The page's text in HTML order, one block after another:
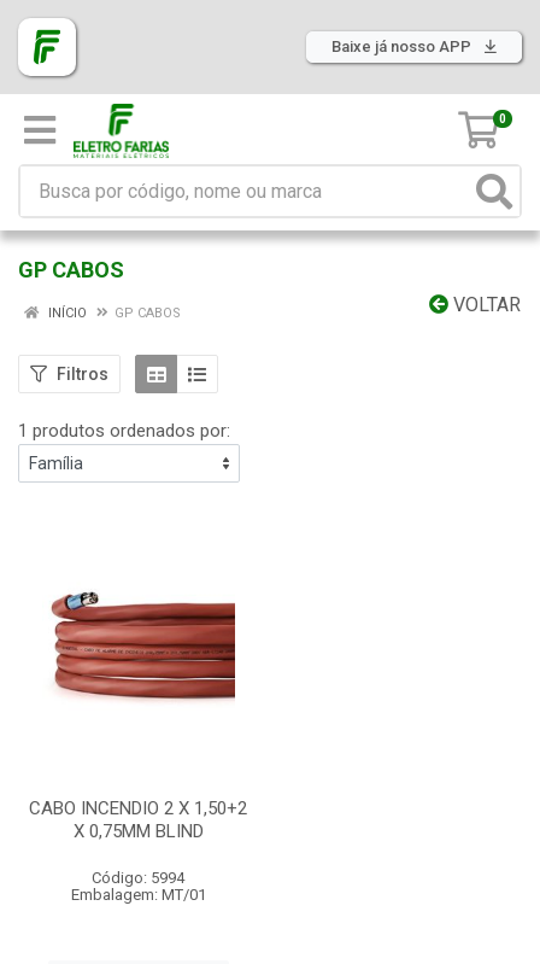
Baixe já nosso APP
0
GP CABOS
VOLTAR
INÍCIO GP CABOS
Filtros
1 produtos ordenados por:
CABO INCENDIO 2 X 1,50+2
X 0,75MM BLIND
Código: 5994
Embalagem: MT/01